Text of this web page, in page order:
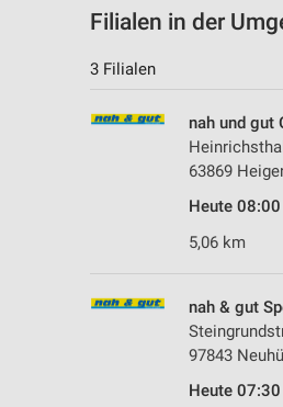
Filialen in der
3 Filialen
nah und gut
63869
Heute
5,06 km
nah & gut
97843
Heute